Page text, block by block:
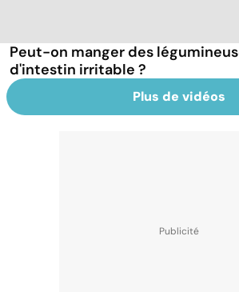
Peut-on manger des
d'intestin irritable ?
Plus de vidéos